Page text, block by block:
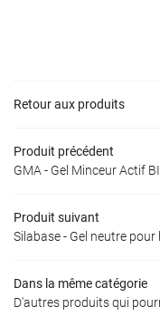
ACTUALITÉS
VIDÉOS
CONTACT
Retour aux produits
Produit précédent
GMA - Gel Minceur Actif
Produit suivant
Silabase - Gel neutre
Dans la même catégorie
D'autres produits qui